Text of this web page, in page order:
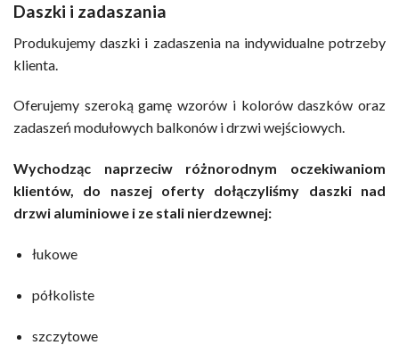
Daszki i zadaszania
Produkujemy daszki i zadaszenia na indywidualne potrzeby
klienta.
Oferujemy szeroką gamę wzorów i kolorów daszków oraz
zadaszeń modułowych balkonów i drzwi wejściowych.
Wychodząc naprzeciw różnorodnym oczekiwaniom
klientów, do naszej oferty dołączyliśmy daszki nad
drzwi aluminiowe i ze stali nierdzewnej:
łukowe
półkoliste
szczytowe